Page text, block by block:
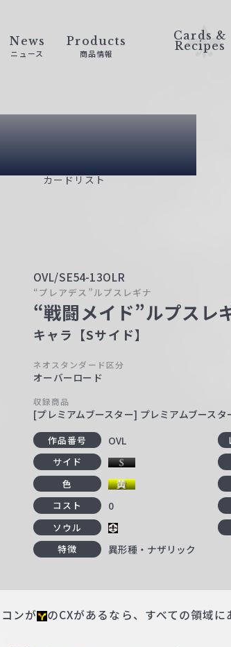
News
ニュース
Products
商品情報
Cards &
Recipes
List
カードリスト
OVL/SE54-13OLR
“プレアデス”ルプスレギナ
“戦闘メイド”ルプスレ
キャラ【Sサイド】
ネオスタンダード区分
オーバーロード
収録商品
[プレミアムブースター] プレミアムブース
作品番号 OVL
サイド
色
コスト 0
ソウル
特徴
異形種・ナザリック
ンが
のCXがあるなら、すべての領域に